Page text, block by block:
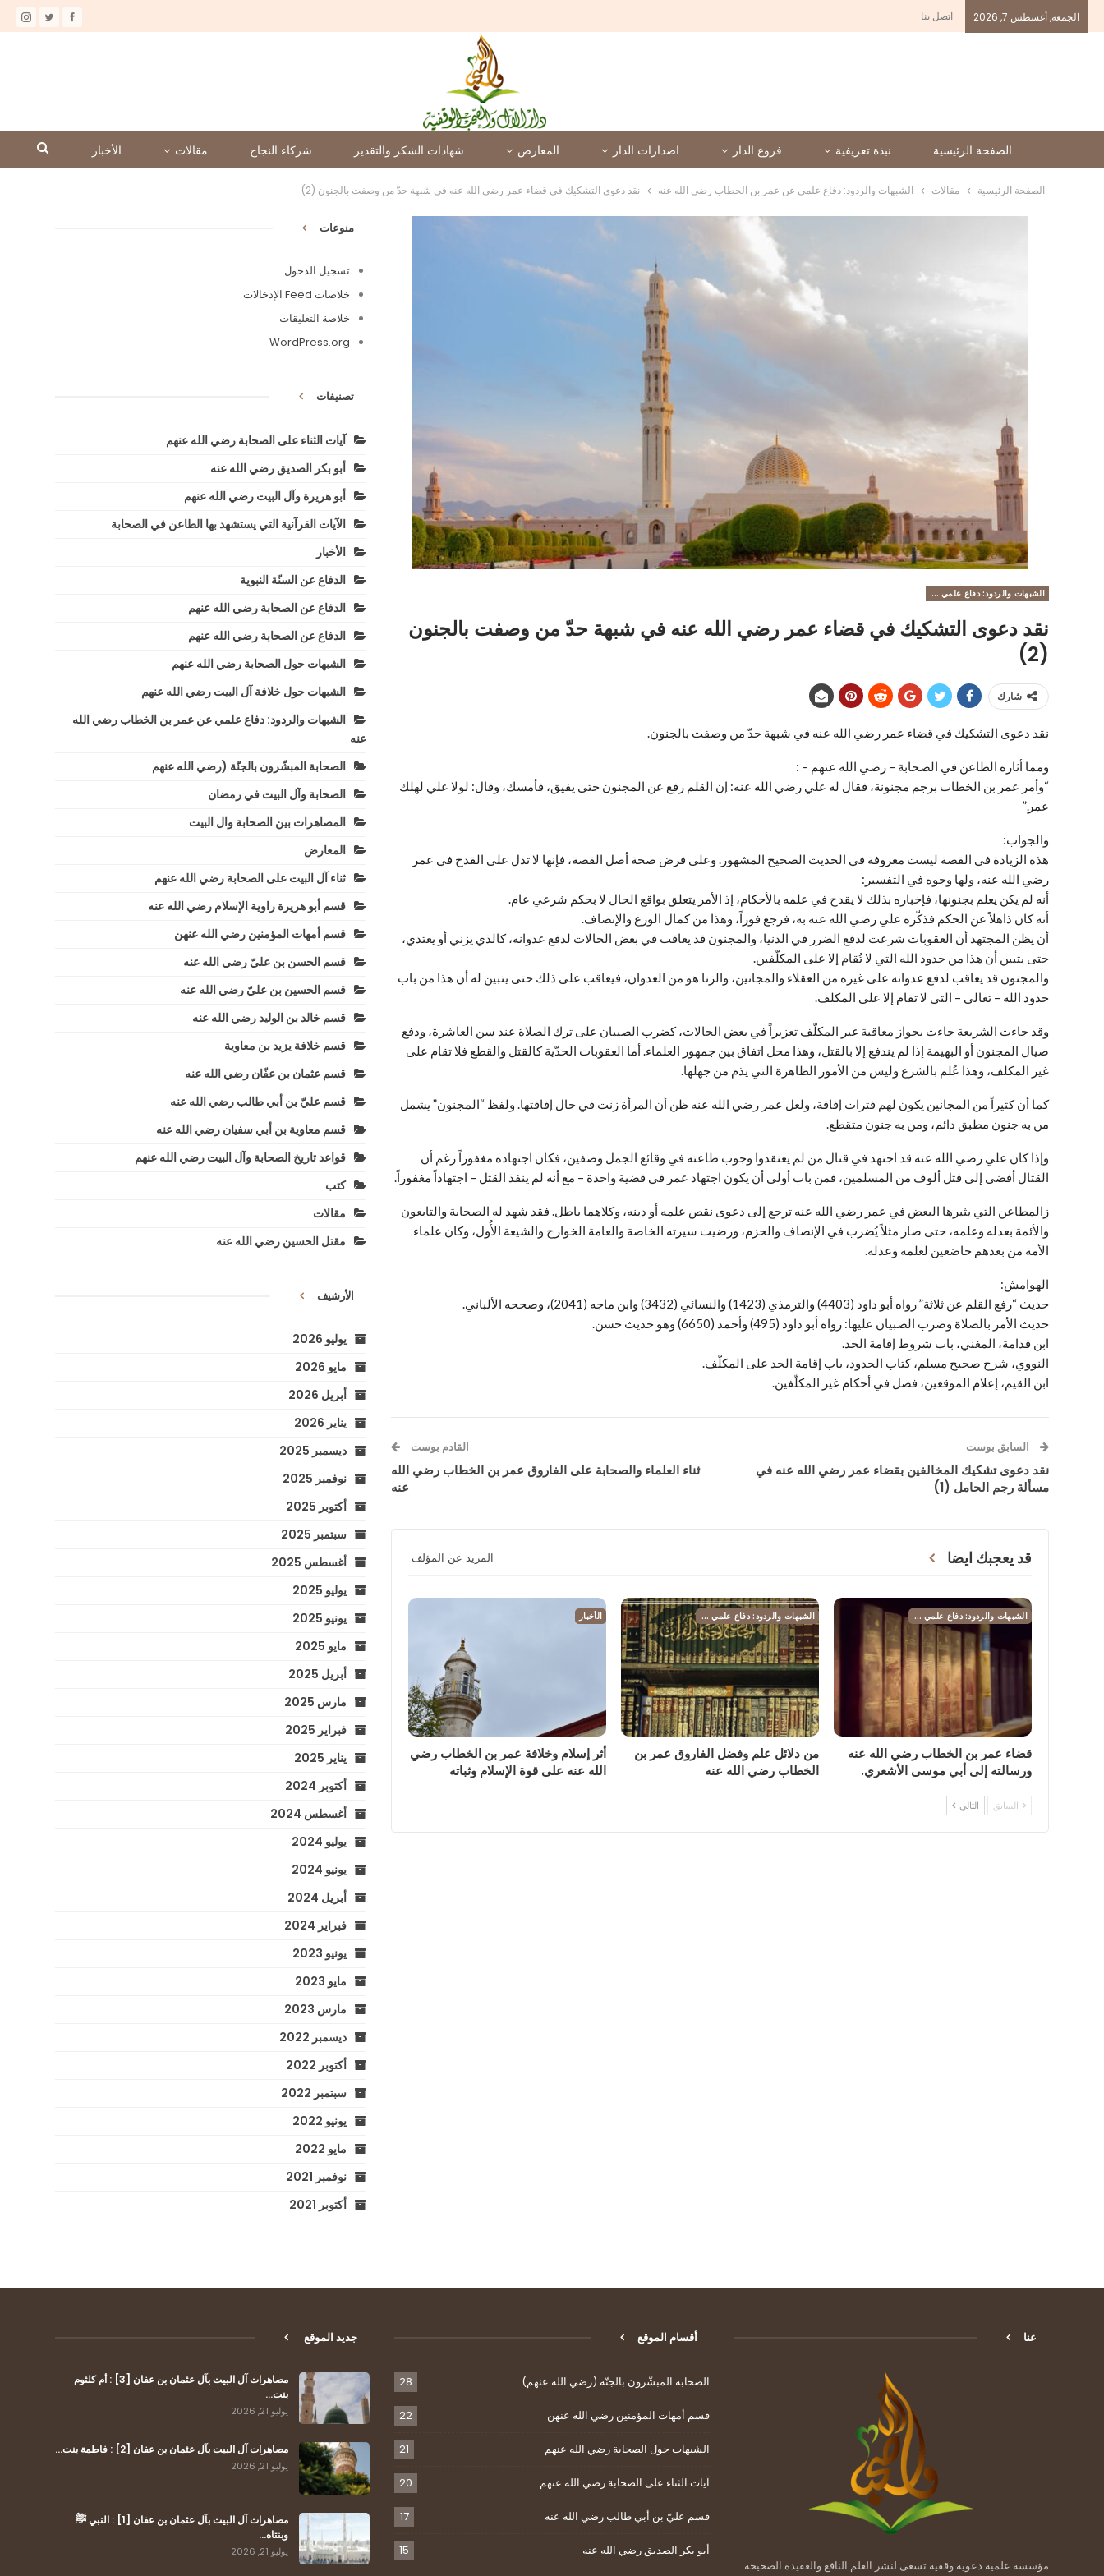
الجمعة, أغسطس 7, 2026 اتصل بنا
الصفحة الرئيسية نبذة تعريفية فروع الدار اصدارات الدار المعارض شهادات الشكر والتقدير شركاء النجاح مقالات الأخبار
الصفحة الرئيسية مقالات الشبهات والردود: دفاع علمي عن عمر بن الخطاب رضي الله عنه نقد دعوى التشكيك في قضاء عمر رضي الله عنه في شبهة حدّ من وصفت بالجنون (2)
الشبهات والردود: دفاع علمي عن عمر بن الخطاب رضي الله عنه
نقد دعوى التشكيك في قضاء عمر رضي الله عنه في شبهة حدّ من وصفت بالجنون
(2)
شارك
نقد دعوى التشكيك في قضاء عمر رضي الله عنه في شبهة حدّ من وصفت بالجنون.
ومما أثاره الطاعن في الصحابة – رضي الله عنهم – :
“وأمر عمر بن الخطاب برجم مجنونة، فقال له علي رضي الله عنه: إن القلم رفع عن المجنون حتى يفيق، فأمسك، وقال: لولا علي لهلك
عمر.”
والجواب:
هذه الزيادة في القصة ليست معروفة في الحديث الصحيح المشهور. وعلى فرض صحة أصل القصة، فإنها لا تدل على القدح في عمر
رضي الله عنه، ولها وجوه في التفسير:
أنه لم يكن يعلم بجنونها، فإخباره بذلك لا يقدح في علمه بالأحكام، إذ الأمر يتعلق بواقع الحال لا بحكم شرعي عام.
أنه كان ذاهلاً عن الحكم فذكّره علي رضي الله عنه به، فرجع فوراً، وهذا من كمال الورع والإنصاف.
أن يظن المجتهد أن العقوبات شرعت لدفع الضرر في الدنيا، والمجنون قد يعاقب في بعض الحالات لدفع عدوانه، كالذي يزني أو يعتدي،
حتى يتبين أن هذا من حدود الله التي لا تُقام إلا على المكلّفين.
والمجنون قد يعاقب لدفع عدوانه على غيره من العقلاء والمجانين، والزنا هو من العدوان، فيعاقب على ذلك حتى يتبين له أن هذا من باب
حدود الله – تعالى – التي لا تقام إلا على المكلف.
وقد جاءت الشريعة جاءت بجواز معاقبة غير المكلّف تعزيراً في بعض الحالات، كضرب الصبيان على ترك الصلاة عند سن العاشرة، ودفع
صيال المجنون أو البهيمة إذا لم يندفع إلا بالقتل، وهذا محل اتفاق بين جمهور العلماء. أما العقوبات الحدّية كالقتل والقطع فلا تقام على
غير المكلف، وهذا عُلم بالشرع وليس من الأمور الظاهرة التي يذم من جهلها.
كما أن كثيراً من المجانين يكون لهم فترات إفاقة، ولعل عمر رضي الله عنه ظن أن المرأة زنت في حال إفاقتها. ولفظ “المجنون” يشمل
من به جنون مطبق دائم، ومن به جنون متقطع.
وإذا كان علي رضي الله عنه قد اجتهد في قتال من لم يعتقدوا وجوب طاعته في وقائع الجمل وصفين، فكان اجتهاده مغفوراً رغم أن
القتال أفضى إلى قتل ألوف من المسلمين، فمن باب أولى أن يكون اجتهاد عمر في قضية واحدة – مع أنه لم ينفذ القتل – اجتهاداً مغفوراً.
زالمطاعن التي يثيرها البعض في عمر رضي الله عنه ترجع إلى دعوى نقص علمه أو دينه، وكلاهما باطل. فقد شهد له الصحابة والتابعون
والأئمة بعدله وعلمه، حتى صار مثلاً يُضرب في الإنصاف والحزم، ورضيت سيرته الخاصة والعامة الخوارج والشيعة الأُول، وكان علماء
الأمة من بعدهم خاضعين لعلمه وعدله.
الهوامش:
حديث “رفع القلم عن ثلاثة” رواه أبو داود (4403) والترمذي (1423) والنسائي (3432) وابن ماجه (2041)، وصححه الألباني.
حديث الأمر بالصلاة وضرب الصبيان عليها: رواه أبو داود (495) وأحمد (6650) وهو حديث حسن.
ابن قدامة، المغني، باب شروط إقامة الحد.
النووي، شرح صحيح مسلم، كتاب الحدود، باب إقامة الحد على المكلّف.
ابن القيم، إعلام الموقعين، فصل في أحكام غير المكلّفين.
السابق بوست
نقد دعوى تشكيك المخالفين بقضاء عمر رضي الله عنه في
مسألة رجم الحامل (1)
القادم بوست
ثناء العلماء والصحابة على الفاروق عمر بن الخطاب رضي الله
عنه
قد يعجبك ايضا المزيد عن المؤلف
الشبهات والردود: دفاع علمي عن عمر بن الخطاب رضي الله عنه
قضاء عمر بن الخطاب رضي الله عنه
ورسالته إلى أبي موسى الأشعري.
الشبهات والردود: دفاع علمي عن عمر بن الخطاب رضي الله عنه
من دلائل علم وفضل الفاروق عمر بن
الخطاب رضي الله عنه
الأخبار
أثر إسلام وخلافة عمر بن الخطاب رضي
الله عنه على قوة الإسلام وثباته
السابق التالي
منوعات
تسجيل الدخول
خلاصات Feed الإدخالات
خلاصة التعليقات
WordPress.org
تصنيفات
آيات الثناء على الصحابة رضي الله عنهم
أبو بكر الصديق رضي الله عنه
أبو هريرة وآل البيت رضي الله عنهم
الآيات القرآنية التي يستشهد بها الطاعن في الصحابة
الأخبار
الدفاع عن السنّة النبوية
الدفاع عن الصحابة رضي الله عنهم
الدفاع عن الصحابة رضي الله عنهم
الشبهات حول الصحابة رضي الله عنهم
الشبهات حول خلافة آل البيت رضي الله عنهم
الشبهات والردود: دفاع علمي عن عمر بن الخطاب رضي الله
عنه
الصحابة المبشّرون بالجنّة (رضي الله عنهم
الصحابة وآل البيت في رمضان
المصاهرات بين الصحابة وال البيت
المعارض
ثناء آل البيت على الصحابة رضي الله عنهم
قسم أبو هريرة راوية الإسلام رضي الله عنه
قسم أمهات المؤمنين رضي الله عنهن
قسم الحسن بن عليّ رضي الله عنه
قسم الحسين بن عليّ رضي الله عنه
قسم خالد بن الوليد رضي الله عنه
قسم خلافة يزيد بن معاوية
قسم عثمان بن عفّان رضي الله عنه
قسم عليّ بن أبي طالب رضي الله عنه
قسم معاوية بن أبي سفيان رضي الله عنه
قواعد تاريخ الصحابة وآل البيت رضي الله عنهم
كتب
مقالات
مقتل الحسين رضي الله عنه
الأرشيف
يوليو 2026
مايو 2026
أبريل 2026
يناير 2026
ديسمبر 2025
نوفمبر 2025
أكتوبر 2025
سبتمبر 2025
أغسطس 2025
يوليو 2025
يونيو 2025
مايو 2025
أبريل 2025
مارس 2025
فبراير 2025
يناير 2025
أكتوبر 2024
أغسطس 2024
يوليو 2024
يونيو 2024
أبريل 2024
فبراير 2024
يونيو 2023
مايو 2023
مارس 2023
ديسمبر 2022
أكتوبر 2022
سبتمبر 2022
يونيو 2022
مايو 2022
نوفمبر 2021
أكتوبر 2021
عنا
مؤسسة علمية دعوية وقفية تسعى لنشر العلم النافع والعقيدة الصحيحة
أقسام الموقع
الصحابة المبشّرون بالجنّة (رضي الله عنهم) 28
قسم أمهات المؤمنين رضي الله عنهن 22
الشبهات حول الصحابة رضي الله عنهم 21
آيات الثناء على الصحابة رضي الله عنهم 20
قسم عليّ بن أبي طالب رضي الله عنه 17
أبو بكر الصديق رضي الله عنه 15
جديد الموقع
مصاهرات آل البيت بآل عثمان بن عفان [3] : أم كلثوم
بنت…
يوليو 21, 2026
مصاهرات آل البيت بآل عثمان بن عفان [2] : فاطمة بنت…
يوليو 21, 2026
مصاهرات آل البيت بآل عثمان بن عفان [1] : النبي ﷺ
وبنتاه…
يوليو 21, 2026